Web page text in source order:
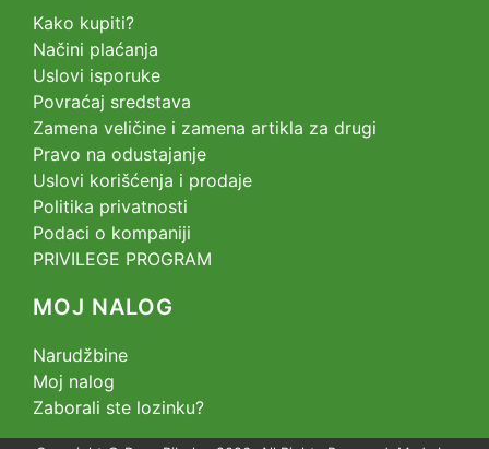
Kako kupiti?
Načini plaćanja
Uslovi isporuke
Povraćaj sredstava
Zamena veličine i zamena artikla za drugi
Pravo na odustajanje
Uslovi korišćenja i prodaje
Politika privatnosti
Podaci o kompaniji
PRIVILEGE PROGRAM
MOJ NALOG
Narudžbine
Moj nalog
Zaborali ste lozinku?